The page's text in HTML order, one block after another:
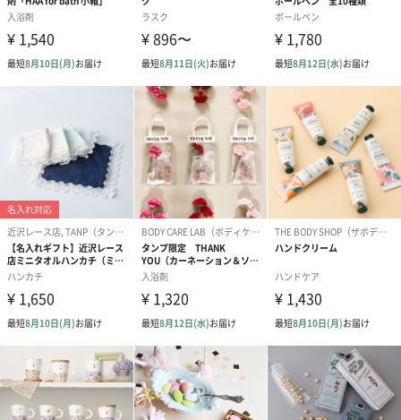
プリザーブドフラワー
ブーケ（ピンク）
（2,580円）
プリザーブドフラワー
ブーケ（ブルー）
（2,580円）
アミュレット
ク）（1,500円
ぬいぐるみ
愛らしいぬいぐるみを同梱してお届けします。
誕生日・記念日・出産祝いなどのシーンにおすすめです。